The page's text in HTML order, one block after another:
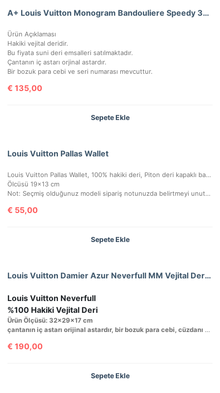
A+ Louis Vuitton Monogram Bandouliere Speedy 30’Luk Vejital Deri (LV33)
Ürün Açıklaması
Hakiki vejital deridir.
Bu fiyata suni deri emsalleri satılmaktadır.
Çantanın iç astarı orjinal astardır.
Bir bozuk para cebi ve seri numarası mevcuttur.
€ 135,00
Sepete Ekle
Louis Vuitton Pallas Wallet
Louis Vuitton Pallas Wallet, 100% hakiki deri, Piton deri kapaklı bayan cüzdan. Portatif zinciri sayesinde gece çantası clutch olarak veya cüzdan olarak kullanılabilir. Seri numaralı, kutulu, toz torbalı, sertifikalı.
Ölcüsü 19×13 cm
Not: Seçmiş olduğunuz modeli sipariş notunuzda belirtmeyi unutmayınız!
€ 55,00
Sepete Ekle
Louis Vuitton Damier Azur Neverfull MM Vejital Deri Orta Boy
Louis Vuitton Neverfull
%100 Hakiki Vejital Deri
Ürün Ölçüsü: 32x29x17 cm
çantanın iç astarı orijinal astardır, bir bozuk para cebi, cüzdanı ve seri numarası mevcuttur.
€ 190,00
Sepete Ekle